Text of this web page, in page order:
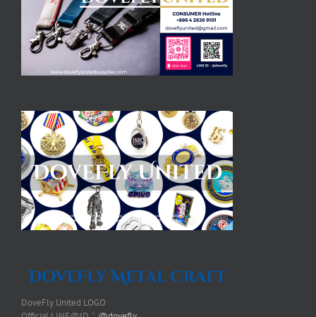
DoveFly United LOGO